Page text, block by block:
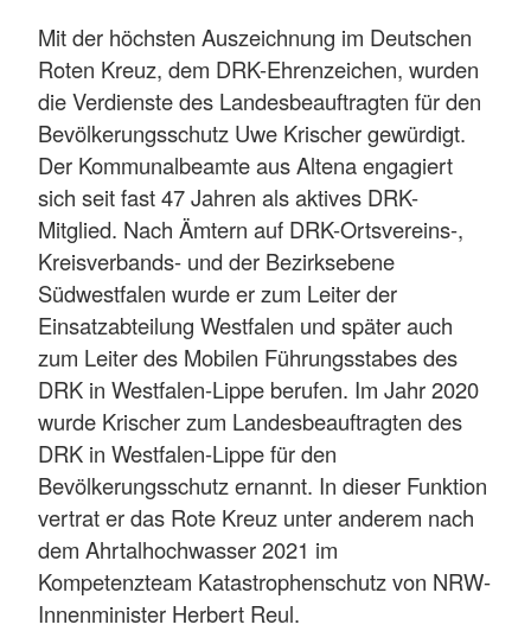
Mit der höchsten Auszeichnung im Deutschen
Roten Kreuz, dem DRK-Ehrenzeichen, wurden
die Verdienste des Landesbeauftragten für den
Bevölkerungsschutz Uwe Krischer gewürdigt.
Der Kommunalbeamte aus Altena engagiert
sich seit fast 47 Jahren als aktives DRK-
Mitglied. Nach Ämtern auf DRK-Ortsvereins-,
Kreisverbands- und der Bezirksebene
Südwestfalen wurde er zum Leiter der
Einsatzabteilung Westfalen und später auch
zum Leiter des Mobilen Führungsstabes des
DRK in Westfalen-Lippe berufen. Im Jahr 2020
wurde Krischer zum Landesbeauftragten des
DRK in Westfalen-Lippe für den
Bevölkerungsschutz ernannt. In dieser Funktion
vertrat er das Rote Kreuz unter anderem nach
dem Ahrtalhochwasser 2021 im
Kompetenzteam Katastrophenschutz von NRW-
Innenminister Herbert Reul.